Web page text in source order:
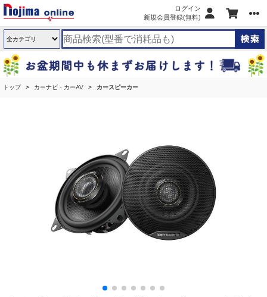
ログイン
新規会員登録(無料)
トップ カーナビ・カーAV カースピーカー